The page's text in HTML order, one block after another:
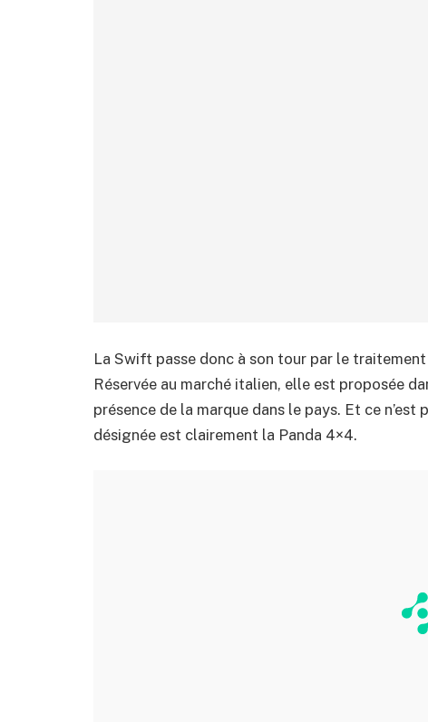
La Swift passe donc à son tour par le
Réservée au marché italien, elle est proposée
présence de la marque dans le pays. Et ce
désignée est clairement la Panda 4×4.